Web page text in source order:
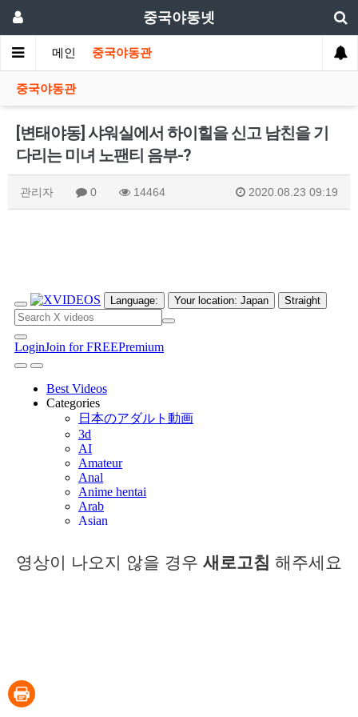
중국야동넷
메인 중국야동관
중국야동관
[변태야동] 샤워실에서 하이힐을 신고 남친을 기
다리는 미녀 노팬티 음부-?
관리자 0 14464 2020.08.23 09:19
영상이 나오지 않을 경우 새로고침 해주세요